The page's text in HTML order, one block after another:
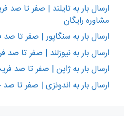
ارسال بار به تایلند | صفر تا صد
مشاوره رایگان
ارسال بار به سنگاپور | صفر تا صد
ارسال بار به نیوزلند | صفر تا صد
ارسال بار به ژاپن | صفر تا صد
ارسال بار به اندونزی | صفر تا